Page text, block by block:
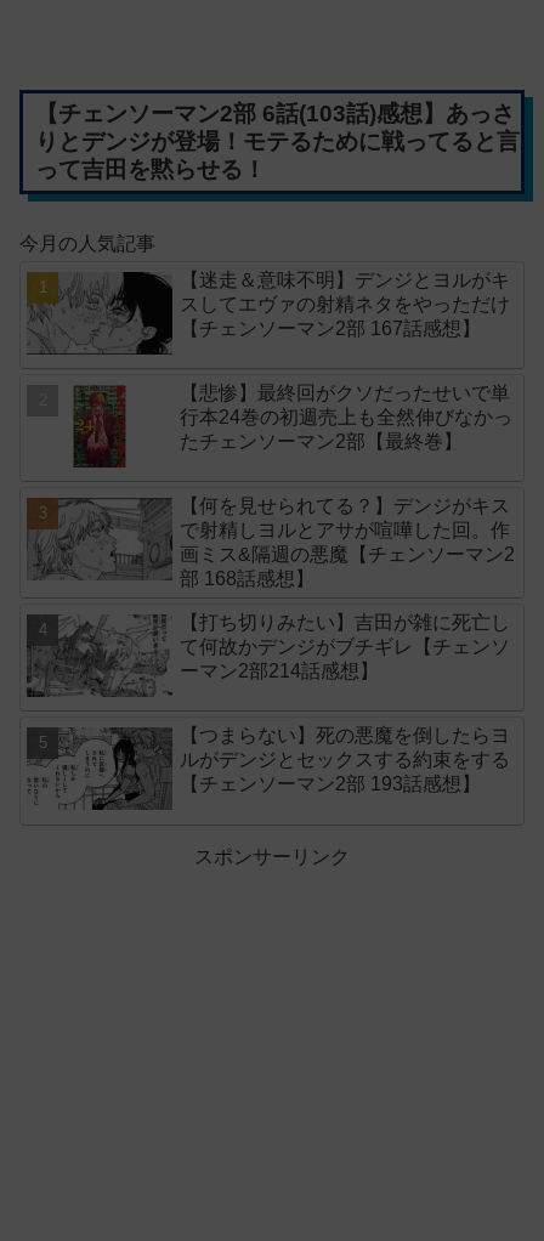
【チェンソーマン2部 6話(103話)感想】あっさ
りとデンジが登場！モテるために戦ってると言
って吉田を黙らせる！
今月の人気記事
【迷走＆意味不明】デンジとヨルがキ
スしてエヴァの射精ネタをやっただけ
【チェンソーマン2部 167話感想】
【悲惨】最終回がクソだったせいで単
行本24巻の初週売上も全然伸びなかっ
たチェンソーマン2部【最終巻】
【何を見せられてる？】デンジがキス
で射精しヨルとアサが喧嘩した回。作
画ミス&隔週の悪魔【チェンソーマン2
部 168話感想】
【打ち切りみたい】吉田が雑に死亡し
て何故かデンジがブチギレ【チェンソ
ーマン2部214話感想】
【つまらない】死の悪魔を倒したらヨ
ルがデンジとセックスする約束をする
【チェンソーマン2部 193話感想】
スポンサーリンク